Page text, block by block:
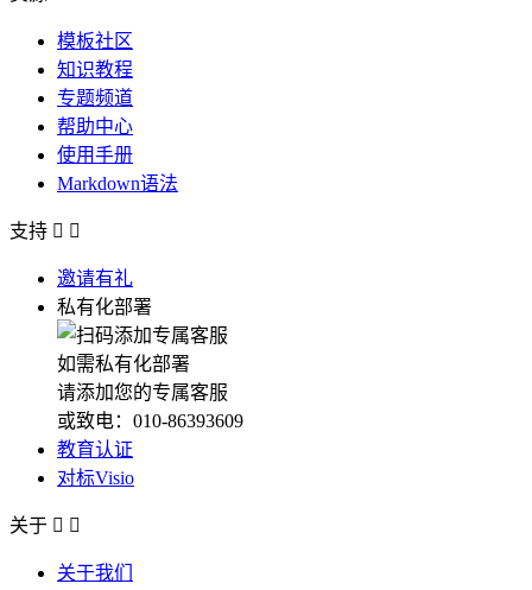
模板社区
知识教程
专题频道
帮助中心
使用手册
Markdown语法
支持  
邀请有礼
私有化部署
如需私有化部署
请添加您的专属客服
或致电：010-86393609
教育认证
对标Visio
关于  
关于我们